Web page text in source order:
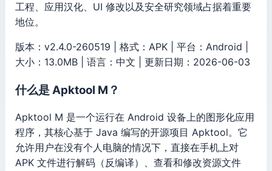
工程、应用汉化、UI 修改以及安全研究领域占据着重要
地位。
版本：v2.4.0-260519 | 格式：APK | 平台：Android |
大小：13.0MB | 语言：中文 | 更新日期：2026-06-03
什么是 Apktool M？
Apktool M 是一个运行在 Android 设备上的图形化应用
程序，其核心基于 Java 编写的开源项目 Apktool。它
允许用户在没有个人电脑的情况下，直接在手机上对
APK 文件进行解码（反编译）、查看和修改资源文件